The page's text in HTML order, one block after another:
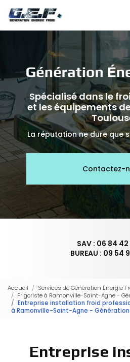
au
contenu
principal
Spécialisé dans le
et les équipements
La réputation ne dure que
Contactez-
SAV : 06 84
BUREAU : 09 54
Accueil
Services de Génération Énergie
Frigoriste à Ramonville-Saint-Agne -
Entreprise installation froid
à Ramonville-Saint-Agne - Génération
Entreprise